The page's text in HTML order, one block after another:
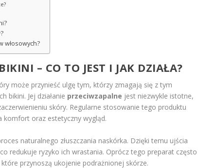
włosowych?
– CO TO JEST I JAK DZIAŁA?
może przynieść ulgę tym, którzy zmagają się z tym
bikini. Jej działanie przeciwzapalne jest niezwykle istotne,
skóry. Regularne stosowanie tego produktu
komfort oraz estetyczny wygląd.
naturalnego złuszczania naskórka. Dzięki temu ujścia
redukuje ryzyko ich wrastania. Oprócz tego preparat często
przynoszą ukojenie podrażnionej skórze.